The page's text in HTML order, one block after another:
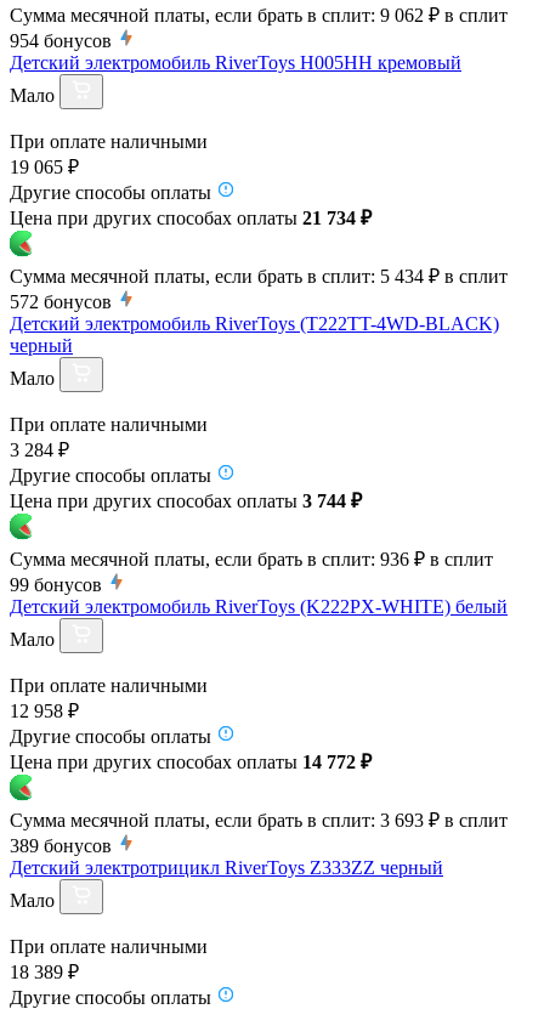
Сумма месячной платы, если брать в сплит: 9 062 ₽ в сплит
954 бонусов
Детский электромобиль RiverToys H005HH кремовый
Мало
При оплате наличными
19 065 ₽
Другие способы оплаты
Цена при других способах оплаты 21 734 ₽
Сумма месячной платы, если брать в сплит: 5 434 ₽ в сплит
572 бонусов
Детский электромобиль RiverToys (T222TT-4WD-BLACK)
черный
Мало
При оплате наличными
3 284 ₽
Другие способы оплаты
Цена при других способах оплаты 3 744 ₽
Сумма месячной платы, если брать в сплит: 936 ₽ в сплит
99 бонусов
Детский электромобиль RiverToys (K222PX-WHITE) белый
Мало
При оплате наличными
12 958 ₽
Другие способы оплаты
Цена при других способах оплаты 14 772 ₽
Сумма месячной платы, если брать в сплит: 3 693 ₽ в сплит
389 бонусов
Детский электротрицикл RiverToys Z333ZZ черный
Мало
При оплате наличными
18 389 ₽
Другие способы оплаты